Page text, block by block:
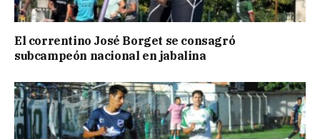
El correntino José Borget se consagró
subcampeón nacional en jabalina